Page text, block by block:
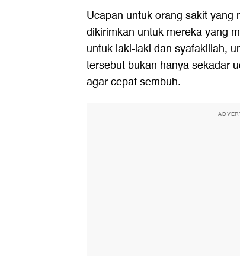
Ucapan untuk orang sakit yang
dikirimkan untuk mereka yang
untuk laki-laki dan syafakillah,
tersebut bukan hanya sekadar
agar cepat sembuh.